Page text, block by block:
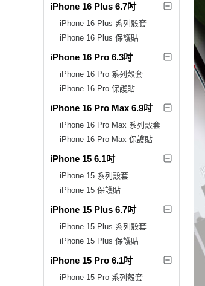
iPhone 16 Plus 6.7吋
iPhone 16 Plus 系列殼套
iPhone 16 Plus 保護貼
iPhone 16 Pro 6.3吋
iPhone 16 Pro 系列殼套
iPhone 16 Pro 保護貼
iPhone 16 Pro Max 6.9吋
iPhone 16 Pro Max 系列殼套
iPhone 16 Pro Max 保護貼
iPhone 15 6.1吋
iPhone 15 系列殼套
iPhone 15 保護貼
iPhone 15 Plus 6.7吋
iPhone 15 Plus 系列殼套
iPhone 15 Plus 保護貼
iPhone 15 Pro 6.1吋
iPhone 15 Pro 系列殼套